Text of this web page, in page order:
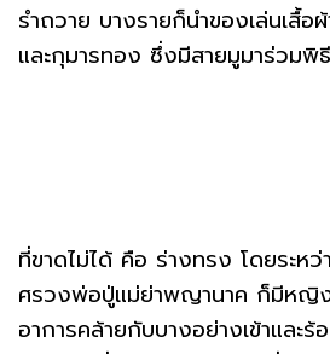
รำถวาย บางรายก็นำของเล่นเสื้อ
และกุมารทอง ซึ่งมีสายมูมาร่วมพิ
ที่ขาดไม่ได้ คือ ร่างทรง โดยระห
ศรวงพ่อปู่แม่ย่าพญานาค ก็มีหญิ
อาการคล้ายกับบางอย่างเข้าและ